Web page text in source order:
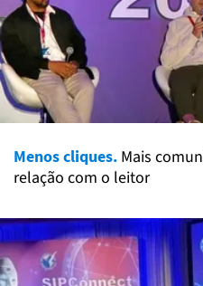
Menos cliques. Mais
relação com o leitor